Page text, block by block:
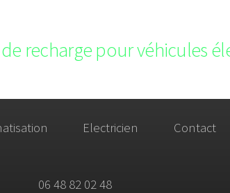
recharge pour véhicules
Electricien Contact
06 48 82 02 48